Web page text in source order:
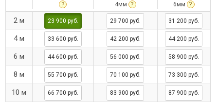
?
4мм
?
6мм
?
2 м 23 900 руб. 29 700 руб. 31 200 руб.
4 м 33 600 руб. 42 200 руб. 44 200 руб.
6 м 44 600 руб. 56 000 руб. 58 900 руб.
8 м 55 700 руб. 70 100 руб. 73 300 руб.
10 м 66 700 руб. 83 900 руб. 87 900 руб.